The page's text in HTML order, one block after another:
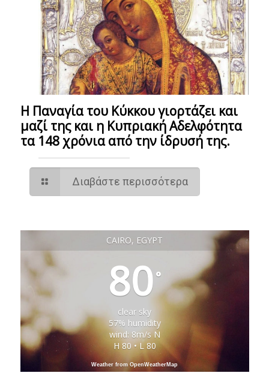
Η Παναγία του Κύκκου γιορτάζει και
μαζί της και η Κυπριακή Αδελφότητα
τα 148 χρόνια από την ίδρυσή της.
Διαβάστε περισσότερα
CAIRO, EGYPT
80°
clear sky
57% humidity
wind: 8m/s N
H 80 • L 80
Weather from OpenWeatherMap